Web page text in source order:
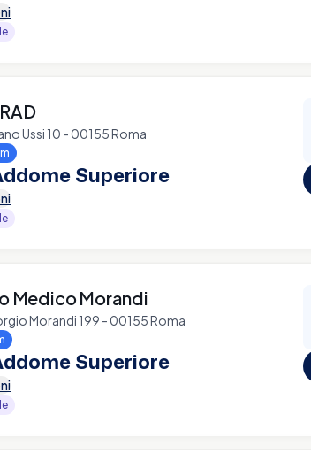
Ussi 10 - 00155 Roma
Superiore
Medico Morandi
Morandi 199 - 00155 Roma
Superiore